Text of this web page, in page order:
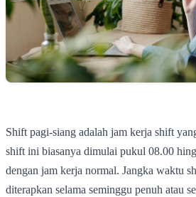
Shift pagi-siang adalah jam kerja shift
shift ini biasanya dimulai pukul 08.00
dengan jam kerja normal. Jangka waktu
diterapkan selama seminggu penuh atau